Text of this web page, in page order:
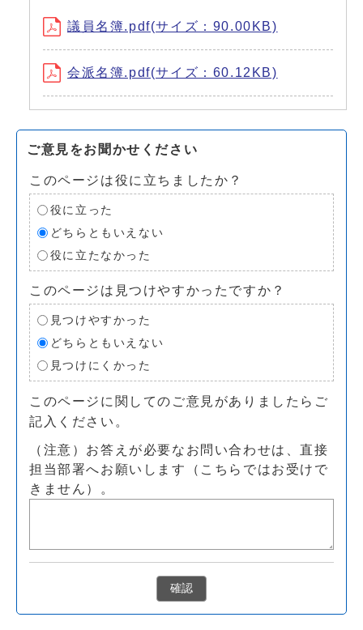
議員名簿.pdf(サイズ：90.00KB)
会派名簿.pdf(サイズ：60.12KB)
ご意見をお聞かせください
このページは役に立ちましたか？
役に立った
どちらともいえない
役に立たなかった
このページは見つけやすかったですか？
見つけやすかった
どちらともいえない
見つけにくかった
このページに関してのご意見がありましたらご
記入ください。
（注意）お答えが必要なお問い合わせは、直接
担当部署へお願いします（こちらではお受けで
きません）。
確認